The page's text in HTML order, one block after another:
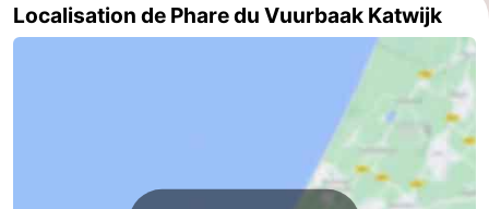
Méridionale
-
Localisation de Phare du Vuurbaak Katwijk